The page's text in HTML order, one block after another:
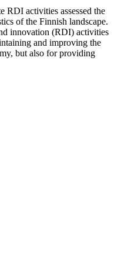
RDI activities assessed the
of the Finnish landscape.
innovation (RDI) activities
and improving the
but also for providing